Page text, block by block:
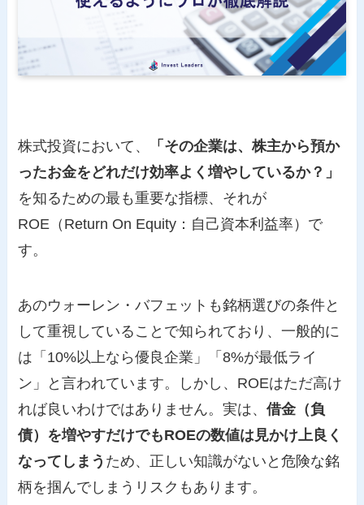
株式投資において、
「その企業は、株主から預か
ったお金をどれだけ効率よく増やしているか？」
を知るための最も重要な指標、それが
ROE（Return On Equity：自己資本利益率）で
す。
あのウォーレン・バフェットも銘柄選びの条件と
して重視していることで知られており、一般的に
は「10%以上なら優良企業」「8%が最低ライ
ン」と言われています。しかし、ROEはただ高け
れば良いわけではありません。実は、借金（負
債）を増やすだけでもROEの数値は見かけ上良く
なってしまう ため、正しい知識がないと危険な銘
柄を掴んでしまうリスクもあります。